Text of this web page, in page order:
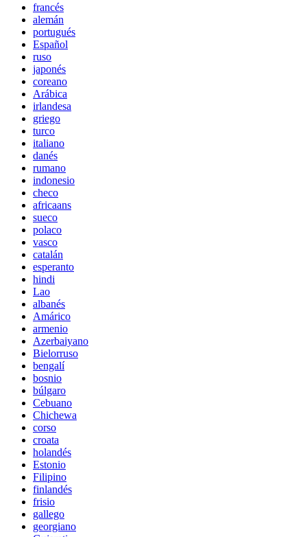
francés
alemán
portugués
Español
ruso
japonés
coreano
Arábica
irlandesa
griego
turco
italiano
danés
rumano
indonesio
checo
africaans
sueco
polaco
vasco
catalán
esperanto
hindi
Lao
albanés
Amárico
armenio
Azerbaiyano
Bielorruso
bengalí
bosnio
búlgaro
Cebuano
Chichewa
corso
croata
holandés
Estonio
Filipino
finlandés
frisio
gallego
georgiano